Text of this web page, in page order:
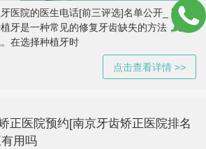
医院的医生电话[前三评选]名单公开_ 国产
牙是一种常见的修复牙齿缺失的方法，它可
在选择种植牙时
点击查看详情 >>
正医院预约[南京牙齿矫正医院排名
用吗